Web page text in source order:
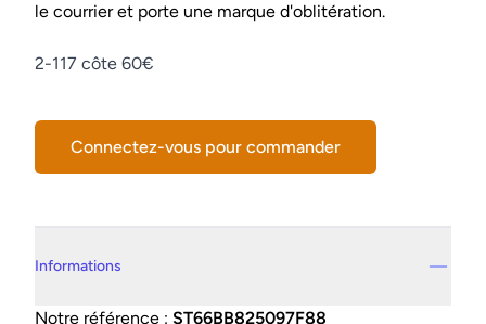
le courrier et porte une marque d'oblitération.
Description
2-117 côte 60€
Connectez-vous pour commander
Informations
Notre référence : ST66BB825097F88